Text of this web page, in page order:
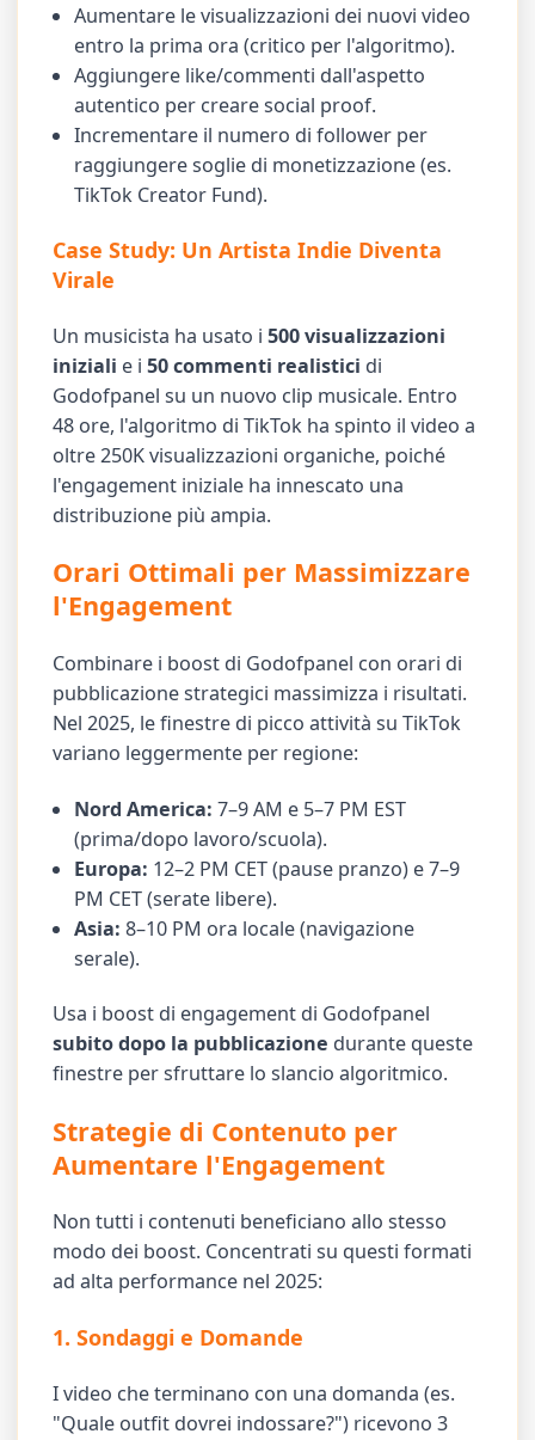
Aumentare le visualizzazioni dei nuovi video
entro la prima ora (critico per l'algoritmo).
Aggiungere like/commenti dall'aspetto
autentico per creare social proof.
Incrementare il numero di follower per
raggiungere soglie di monetizzazione (es.
TikTok Creator Fund).
Case Study: Un Artista Indie Diventa
Virale
Un musicista ha usato i500 visualizzazioni
iniziali e i50 commenti realistici di
Godofpanel su un nuovo clip musicale. Entro
48 ore, l'algoritmo di TikTok ha spinto il video a
oltre 250K visualizzazioni organiche, poiché
l'engagement iniziale ha innescato una
distribuzione più ampia.
Orari Ottimali per Massimizzare
l'Engagement
Combinare i boost di Godofpanel con orari di
pubblicazione strategici massimizza i risultati.
Nel 2025, le finestre di picco attività su TikTok
variano leggermente per regione:
Nord America: 7–9 AM e 5–7 PM EST
(prima/dopo lavoro/scuola).
Europa: 12–2 PM CET (pause pranzo) e 7–9
PM CET (serate libere).
Asia: 8–10 PM ora locale (navigazione
serale).
Usa i boost di engagement di Godofpanel
subito dopo la pubblicazione durante queste
finestre per sfruttare lo slancio algoritmico.
Strategie di Contenuto per
Aumentare l'Engagement
Non tutti i contenuti beneficiano allo stesso
modo dei boost. Concentrati su questi formati
ad alta performance nel 2025:
1. Sondaggi e Domande
I video che terminano con una domanda (es.
"Quale outfit dovrei indossare?") ricevono 3